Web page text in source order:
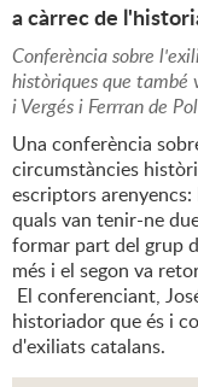
a càrrec de
Conferència sobre
històriques que també
i Vergés i Ferrran de Pol
Una conferència
circumstàncies
escriptors
quals van tenir-ne
formar part del grup
més i el segon va
El conferenciant,
historiador que és i
d'exiliats catalans.